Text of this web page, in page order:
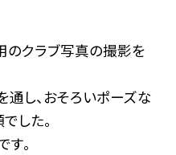
のクラブ写真の撮影を
し、おそろいポーズな
した。
。